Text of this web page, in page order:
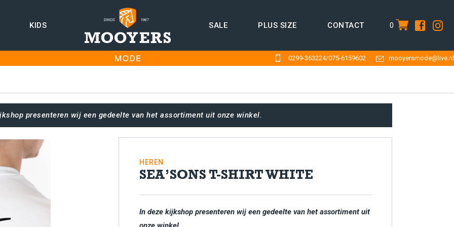
0 item
KIDS SALE PLUS SIZE CONTACT
0299-363224/075-6159602 mooyersmode@live.nl
presenteren wij een gedeelte van het assortiment uit onze winkel.
HEREN
SEA’SONS T-SHIRT WHITE
In deze kijkshop presenteren wij een gedeelte van het assortiment uit